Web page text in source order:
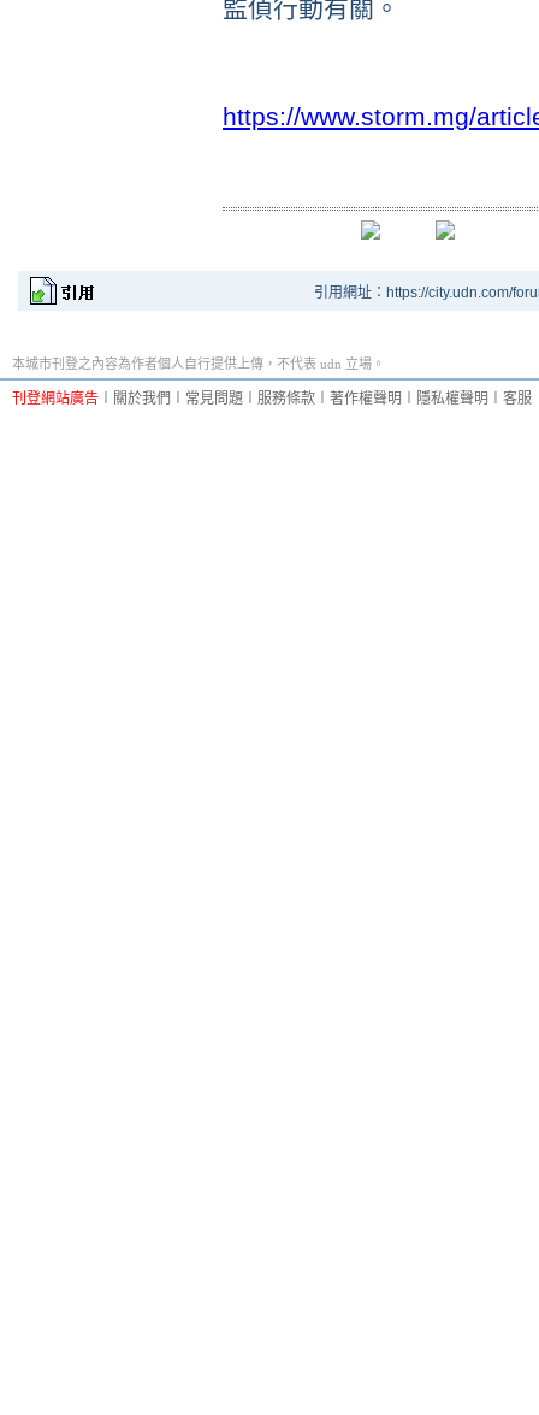
監偵行動有關。
https://www.storm.mg/
引用網址：https://city.udn.com/
本城市刊登之內容為作者個人自行提供上傳，不代表 udn 立場。
刊登網站廣告 關於我們 常見問題 服務條款 著作權聲明 隱私權聲明 客服